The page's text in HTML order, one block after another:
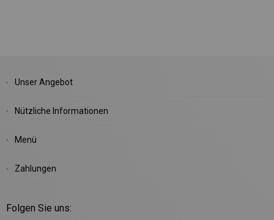
Unser Angebot
Nützliche Informationen
Menü
Zahlungen
Folgen Sie uns: